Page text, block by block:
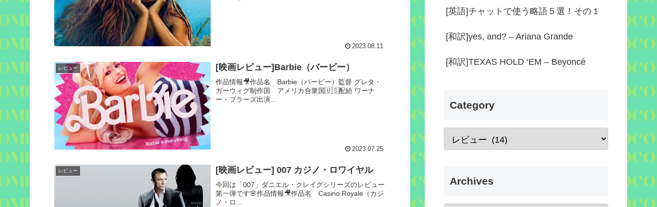
2023.08.11
レビュー [映画レビュー]Barbie（バービー）
作品情報🎥作品名 Barbie（バービー）監督 グレタ・
ガーウィグ制作国 アメリカ合衆国🇺🇸配給 ワーナ
ー・ブラーズ出演...
2023.07.25
レビュー [映画レビュー] 007 カジノ・ロワイヤル
今回は「007」ダニエル・クレイグシリーズのレビュー
第一弾です🌸作品情報🎥作品名 Casino Royale（カジ
ノ・ロ...
[英語]チャットで使う略語５選！その１
[和訳]yes, and? – Ariana Grande
[和訳]TEXAS HOLD ‘EM – Beyoncé
Category
Archives